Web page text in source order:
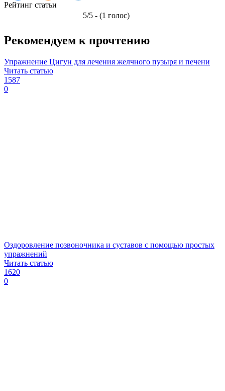
Рейтинг статьи
5/5 - (1 голос)
Рекомендуем к прочтению
Упражнение Цигун для лечения желчного пузыря и печени
Читать статью
1587
0
Оздоровление позвоночника и суставов с помощью простых
упражнений
Читать статью
1620
0